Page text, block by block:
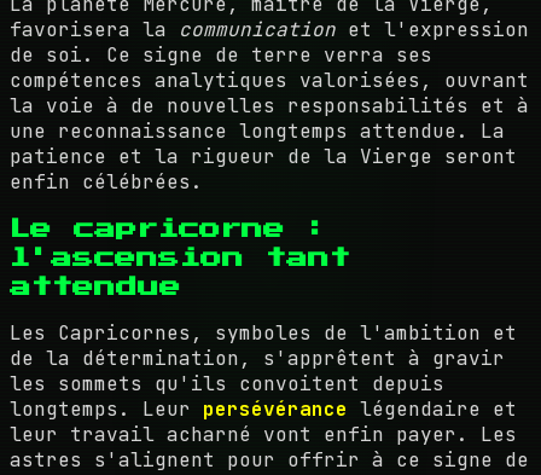
favorisera la communication et l'expression
de soi. Ce signe de terre verra ses
compétences analytiques valorisées, ouvrant
la voie à de nouvelles responsabilités et à
une reconnaissance longtemps attendue. La
patience et la rigueur de la Vierge seront
enfin célébrées.
Le capricorne :
l'ascension tant
attendue
Les Capricornes, symboles de l'ambition et
de la détermination, s'apprêtent à gravir
les sommets qu'ils convoitent depuis
longtemps. Leur persévérance légendaire et
leur travail acharné vont enfin payer. Les
astres s'alignent pour offrir à ce signe de